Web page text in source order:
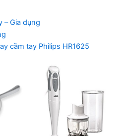
– Gia dụng
cầm tay Philips HR1625